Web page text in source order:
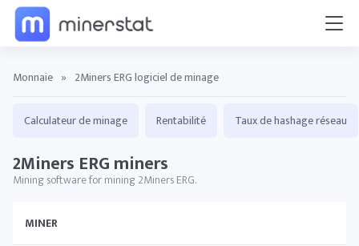
Monnaie » 2Miners ERG logiciel de minage
Calculateur de minage Rentabilité Taux de hashage réseau
2Miners ERG miners
Mining software for mining 2Miners ERG.
MINER